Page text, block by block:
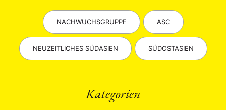
NACHWUCHSGRUPPE ASC
NEUZEITLICHES SÜDASIEN SÜDOSTASIEN
Kategorien